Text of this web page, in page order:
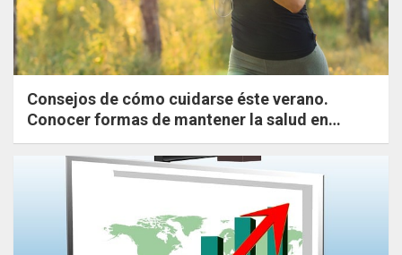
Consejos de cómo cuidarse éste verano.
Conocer formas de mantener la salud en
verano. Ejercicios sencillos y saludables.